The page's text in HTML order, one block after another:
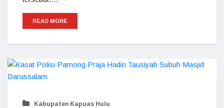
READ MORE
Kabupaten Kapuas Hulu